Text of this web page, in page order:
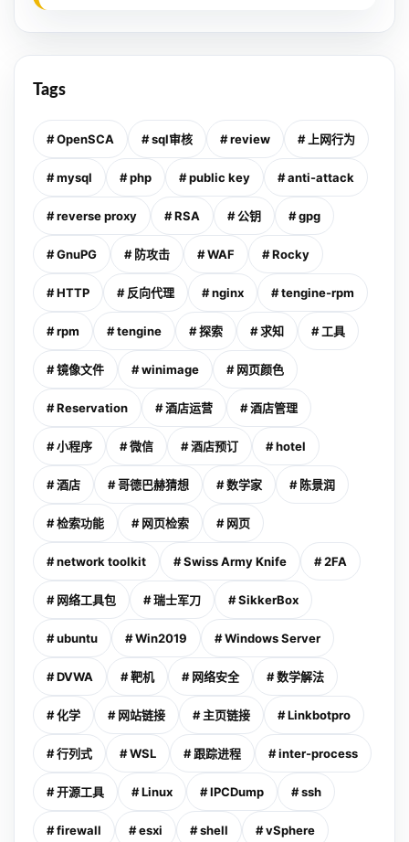
Tags
# OpenSCA # sql审核 # review # 上网行为
# mysql # php # public key # anti-attack
# reverse proxy # RSA # 公钥 # gpg
# GnuPG # 防攻击 # WAF # Rocky
# HTTP # 反向代理 # nginx # tengine-rpm
# rpm # tengine # 探索 # 求知 # 工具
# 镜像文件 # winimage # 网页颜色
# Reservation # 酒店运营 # 酒店管理
# 小程序 # 微信 # 酒店预订 # hotel
# 酒店 # 哥德巴赫猜想 # 数学家 # 陈景润
# 检索功能 # 网页检索 # 网页
# network toolkit # Swiss Army Knife # 2FA
# 网络工具包 # 瑞士军刀 # SikkerBox
# ubuntu # Win2019 # Windows Server
# DVWA # 靶机 # 网络安全 # 数学解法
# 化学 # 网站链接 # 主页链接 # Linkbotpro
# 行列式 # WSL # 跟踪进程 # inter-process
# 开源工具 # Linux # IPCDump # ssh
# firewall # esxi # shell # vSphere